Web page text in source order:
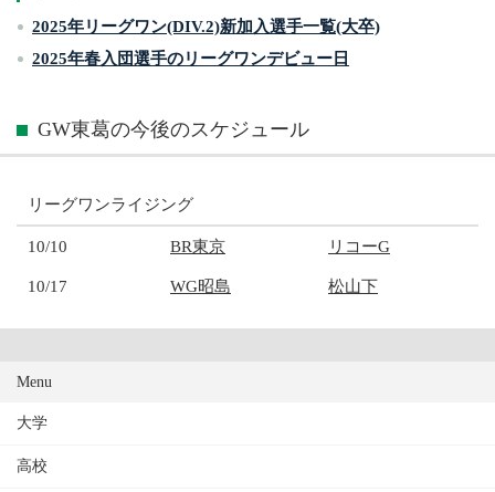
2025年リーグワン(DIV.2)新加入選手一覧(大卒)
2025年春入団選手のリーグワンデビュー日
GW東葛の今後のスケジュール
リーグワンライジング
10/10 BR東京 リコーG
10/17 WG昭島 松山下
Menu
大学
高校